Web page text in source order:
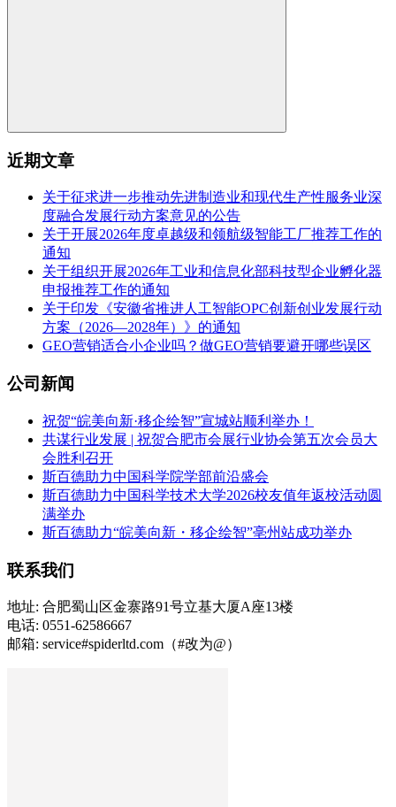
近期文章
关于征求进一步推动先进制造业和现代生产性服务业深
度融合发展行动方案意见的公告
关于开展2026年度卓越级和领航级智能工厂推荐工作的
通知
关于组织开展2026年工业和信息化部科技型企业孵化器
申报推荐工作的通知
关于印发《安徽省推进人工智能OPC创新创业发展行动
方案（2026—2028年）》的通知
GEO营销适合小企业吗？做GEO营销要避开哪些误区
公司新闻
祝贺“皖美向新·移企绘智”宣城站顺利举办！
共谋行业发展 | 祝贺合肥市会展行业协会第五次会员大
会胜利召开
斯百德助力中国科学院学部前沿盛会
斯百德助力中国科学技术大学2026校友值年返校活动圆
满举办
斯百德助力“皖美向新・移企绘智”亳州站成功举办
联系我们
地址: 合肥蜀山区金寨路91号立基大厦A座13楼
电话: 0551-62586667
邮箱: service#spiderltd.com（#改为@）